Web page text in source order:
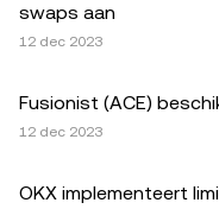
swaps aan
12 dec 2023
Fusionist (ACE)
12 dec 2023
OKX implementeert